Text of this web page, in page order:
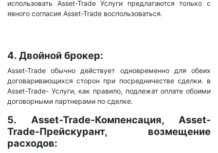
использовать Asset-Trade Услуги предлагаются только с
явного согласия Asset-Trade воспользоваться.
4. Двойной брокер:
Asset-Trade обычно действует одновременно для обеих
договаривающихся сторон при посредничестве сделки. в
Asset-Trade- Услуги, как правило, подлежат оплате обоими
договорными партнерами по сделке.
5. Asset-Trade-Компенсация, Asset-
Trade-Прейскурант, возмещение
расходов: